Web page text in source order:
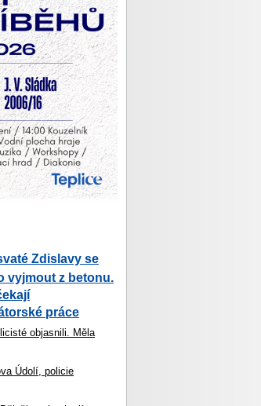
Zdislavy se
vyjmout z betonu.
práce
objasnili. Měla
Údolí, policie